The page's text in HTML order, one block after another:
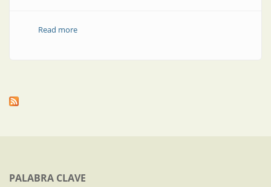
Read moreabout Una respuesta a la pandemia: digitalización en
PALABRA CLAVE